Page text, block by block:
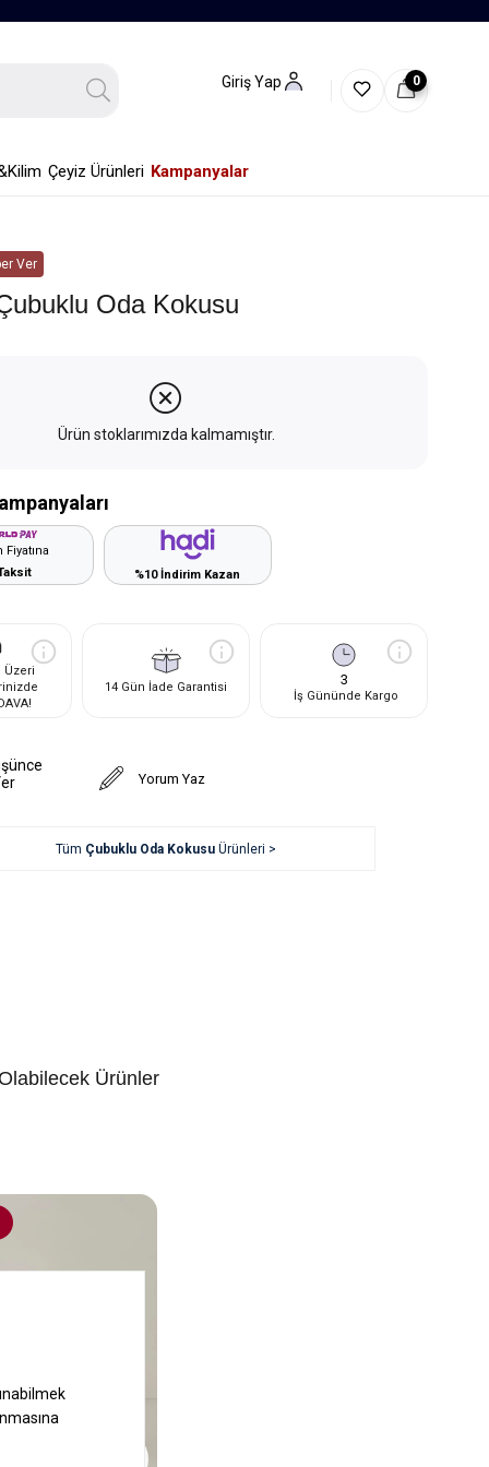
Giriş Yap 0
Çeyiz Ürünleri Kampanyalar
Ver
Oda Kokusu
Ürün stoklarımızda kalmamıştır.
Fiyatına
%10 İndirim Kazan
Üzeri
14 Gün İade Garantisi 3
İş Gününde Kargo
Yorum Yaz
Tüm Çubuklu Oda Kokusu Ürünleri >
Ürünler